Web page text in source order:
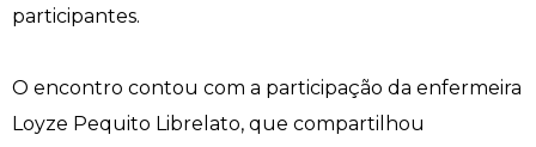
participantes.
O encontro contou com a participação da enfermeira
Loyze Pequito Librelato, que compartilhou
Enfermagem
Calendário de Provas
Comitê de Ética em Pesquisa